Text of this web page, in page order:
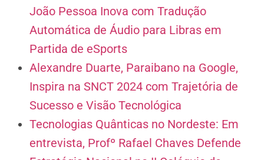
João Pessoa Inova com Tradução
Automática de Áudio para Libras em
Partida de eSports
Alexandre Duarte, Paraibano na Google,
Inspira na SNCT 2024 com Trajetória de
Sucesso e Visão Tecnológica
Tecnologias Quânticas no Nordeste: Em
entrevista, Profº Rafael Chaves Defende